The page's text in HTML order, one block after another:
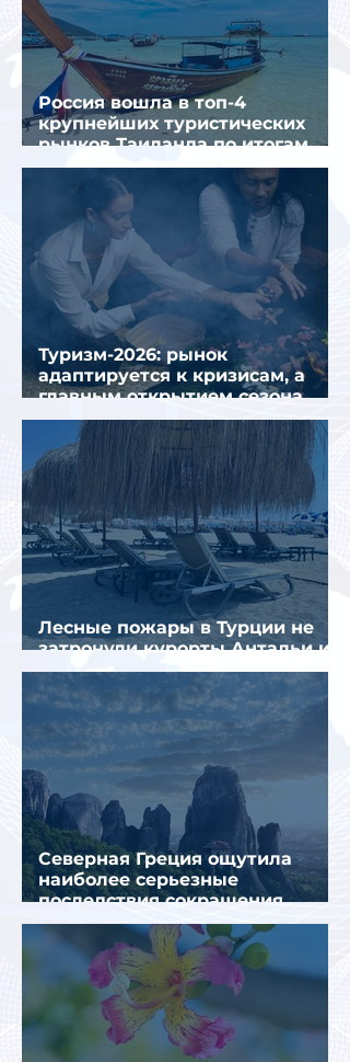
Россия вошла в топ-4
крупнейших туристических
рынков Таиланда по итогам
семи месяцев 2026 года
Туризм-2026: рынок
адаптируется к кризисам, а
главным открытием сезона
стал Вьетнам
Лесные пожары в Турции не
затронули курорты Антальи и
Муглы
Северная Греция ощутила
наиболее серьезные
последствия сокращения
турпотока из России